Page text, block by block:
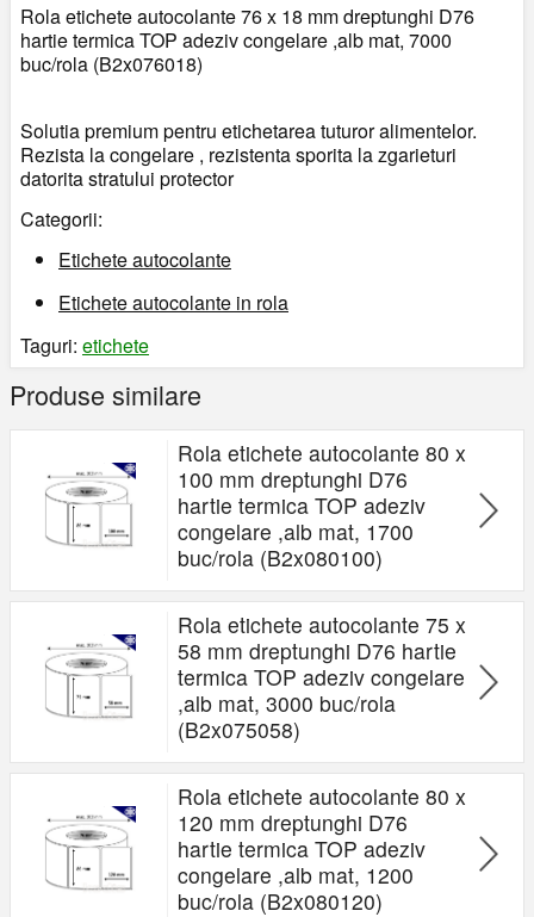
Rola etichete autocolante 76 x 18 mm dreptunghi D76
hartie termica TOP adeziv congelare ,alb mat, 7000
buc/rola (B2x076018)
Solutia premium pentru etichetarea tuturor alimentelor.
Rezista la congelare , rezistenta sporita la zgarieturi
datorita stratului protector
Categorii:
Etichete autocolante
Etichete autocolante in rola
Taguri: etichete
Produse similare
Rola etichete autocolante 80 x
100 mm dreptunghi D76
hartie termica TOP adeziv
congelare ,alb mat, 1700
buc/rola (B2x080100)
Rola etichete autocolante 75 x
58 mm dreptunghi D76 hartie
termica TOP adeziv congelare
,alb mat, 3000 buc/rola
(B2x075058)
Rola etichete autocolante 80 x
120 mm dreptunghi D76
hartie termica TOP adeziv
congelare ,alb mat, 1200
buc/rola (B2x080120)